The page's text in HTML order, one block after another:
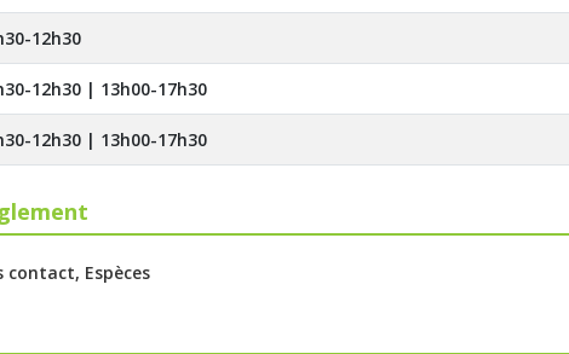
12h30
12h30 | 13h00-17h30
12h30 | 13h00-17h30
contact, Espèces